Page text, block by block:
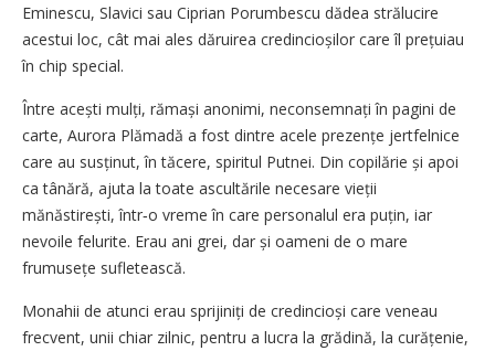
Eminescu, Slavici sau Ciprian Porumbescu dădea strălucire
acestui loc, cât mai ales dăruirea credincioșilor care îl prețuiau
în chip special.
Între acești mulți, rămași anonimi, neconsemnați în pagini de
carte, Aurora Plămadă a fost dintre acele prezențe jertfelnice
care au susținut, în tăcere, spiritul Putnei. Din copilărie și apoi
ca tânără, ajuta la toate ascultările necesare vieții
mănăstirești, într‑o vreme în care personalul era puțin, iar
nevoile felurite. Erau ani grei, dar și oameni de o mare
frumusețe sufletească.
Monahii de atunci erau sprijiniți de credincioși care veneau
frecvent, unii chiar zilnic, pentru a lucra la grădină, la curățenie,